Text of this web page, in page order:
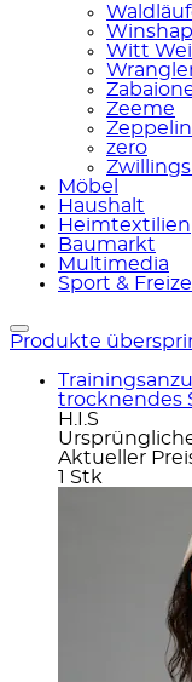
Witt
Zeeme
Zeppelin
zero
Möbel
Haushalt
Heimtextilien
Baumarkt
Multimedia
Sport &
Produkte
trocknendes
H.I.S
Aktueller
1 Stk